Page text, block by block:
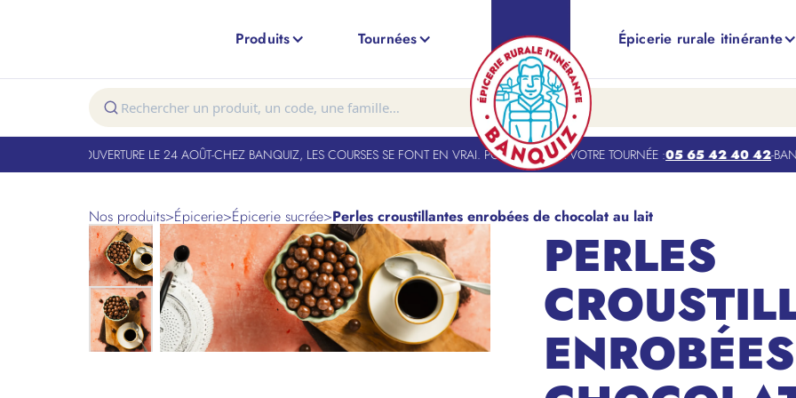
Produits Tournées Épicerie rurale itinérante
FERMÉ. RÉOUVERTURE LE 24 AOÛT-CHEZ BANQUIZ, LES COURSES SE FONT EN VRAI. POUR TROUVER VOTRE TOURNÉE :05 65 42 40 42-
Nos produits>Épicerie>Épicerie sucrée>Perles croustillantes enrobées de chocolat au lait
PERLES